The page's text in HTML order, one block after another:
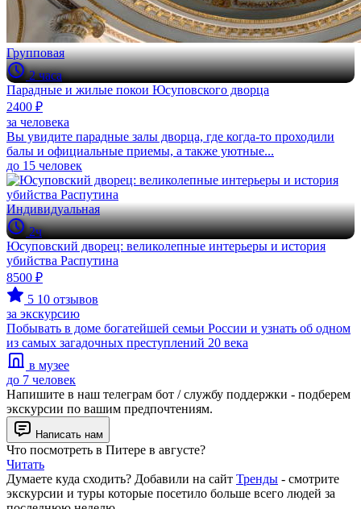
Групповая
2 часа
Парадные и жилые покои Юсуповского дворца
2400 ₽
за человека
Вы увидите парадные залы дворца, где когда-то проходили
балы и официальные приемы, а также уютные...
до 15 человек
Индивидуальная
2ч
Юсуповский дворец: великолепные интерьеры и история
убийства Распутина
8500 ₽
5 10 отзывов
за экскурсию
Побывать в доме богатейшей семьи России и узнать об одном
из самых загадочных преступлений 20 века
в музее
до 7 человек
Напишите в наш телеграм бот / службу поддержки - подберем
экскурсии по вашим предпочтениям.
Написать нам
Что посмотреть в Питере в августе?
Читать
Думаете куда сходить? Добавили на сайт Тренды - смотрите
экскурсии и туры которые посетило больше всего людей за